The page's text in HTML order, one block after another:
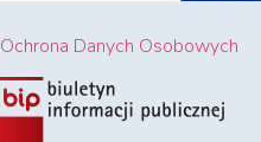
Ochrona Danych Osobowych